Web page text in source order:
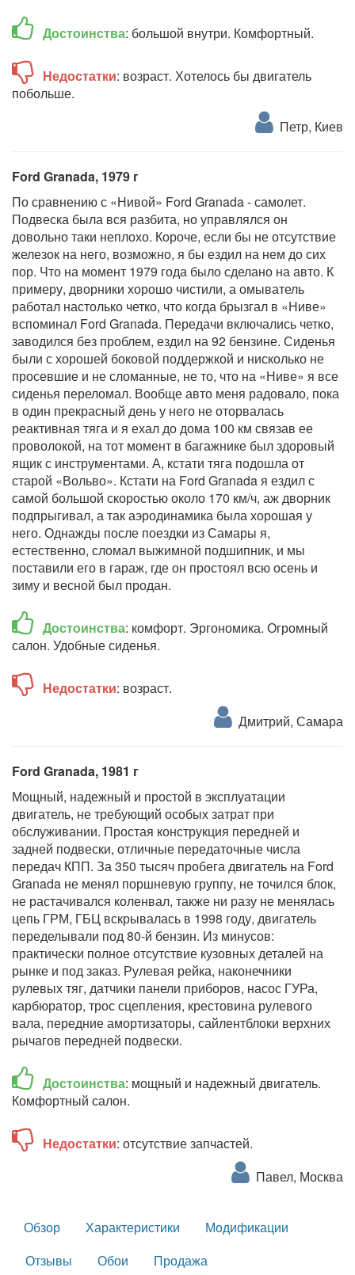
Достоинства: большой внутри. Комфортный.
Недостатки: возраст. Хотелось бы двигатель
побольше.
Петр, Киев
Ford Granada, 1979 г
По сравнению с «Нивой» Ford Granada - самолет.
Подвеска была вся разбита, но управлялся он
довольно таки неплохо. Короче, если бы не отсутствие
железок на него, возможно, я бы ездил на нем до сих
пор. Что на момент 1979 года было сделано на авто. К
примеру, дворники хорошо чистили, а омыватель
работал настолько четко, что когда брызгал в «Ниве»
вспоминал Ford Granada. Передачи включались четко,
заводился без проблем, ездил на 92 бензине. Сиденья
были с хорошей боковой поддержкой и нисколько не
просевшие и не сломанные, не то, что на «Ниве» я все
сиденья переломал. Вообще авто меня радовало, пока
в один прекрасный день у него не оторвалась
реактивная тяга и я ехал до дома 100 км связав ее
проволокой, на тот момент в багажнике был здоровый
ящик с инструментами. А, кстати тяга подошла от
старой «Вольво». Кстати на Ford Granada я ездил с
самой большой скоростью около 170 км/ч, аж дворник
подпрыгивал, а так аэродинамика была хорошая у
него. Однажды после поездки из Самары я,
естественно, сломал выжимной подшипник, и мы
поставили его в гараж, где он простоял всю осень и
зиму и весной был продан.
Достоинства: комфорт. Эргономика. Огромный
салон. Удобные сиденья.
Недостатки: возраст.
Дмитрий, Самара
Ford Granada, 1981 г
Мощный, надежный и простой в эксплуатации
двигатель, не требующий особых затрат при
обслуживании. Простая конструкция передней и
задней подвески, отличные передаточные числа
передач КПП. За 350 тысяч пробега двигатель на Ford
Granada не менял поршневую группу, не точился блок,
не растачивался коленвал, также ни разу не менялась
цепь ГРМ, ГБЦ вскрывалась в 1998 году, двигатель
переделывали под 80-й бензин. Из минусов:
практически полное отсутствие кузовных деталей на
рынке и под заказ. Рулевая рейка, наконечники
рулевых тяг, датчики панели приборов, насос ГУРа,
карбюратор, трос сцепления, крестовина рулевого
вала, передние амортизаторы, сайлентблоки верхних
рычагов передней подвески.
Достоинства: мощный и надежный двигатель.
Комфортный салон.
Недостатки: отсутствие запчастей.
Павел, Москва
Обзор Характеристики
Модификации
Отзывы
Обои Продажа